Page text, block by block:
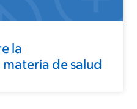
la
de salud